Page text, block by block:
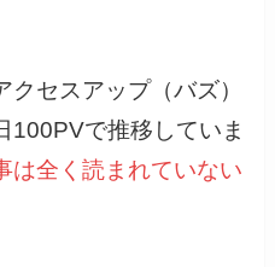
セスアップ（バズ）
100PVで推移していま
は全く読まれていない